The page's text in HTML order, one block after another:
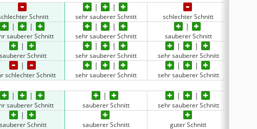
Schnitt sehr sauberer Schnitt schlechter Schnitt
sauberer Schnitt sehr sauberer Schnitt sauberer Schnitt
sauberer Schnitt sehr sauberer Schnitt sehr sauberer Schnitt
schlechter Schnitt sehr sauberer Schnitt sehr sauberer Schnitt
sauberer Schnitt sauberer Schnitt sehr sauberer Schnitt
sauberer Schnitt sauberer Schnitt guter Schnitt